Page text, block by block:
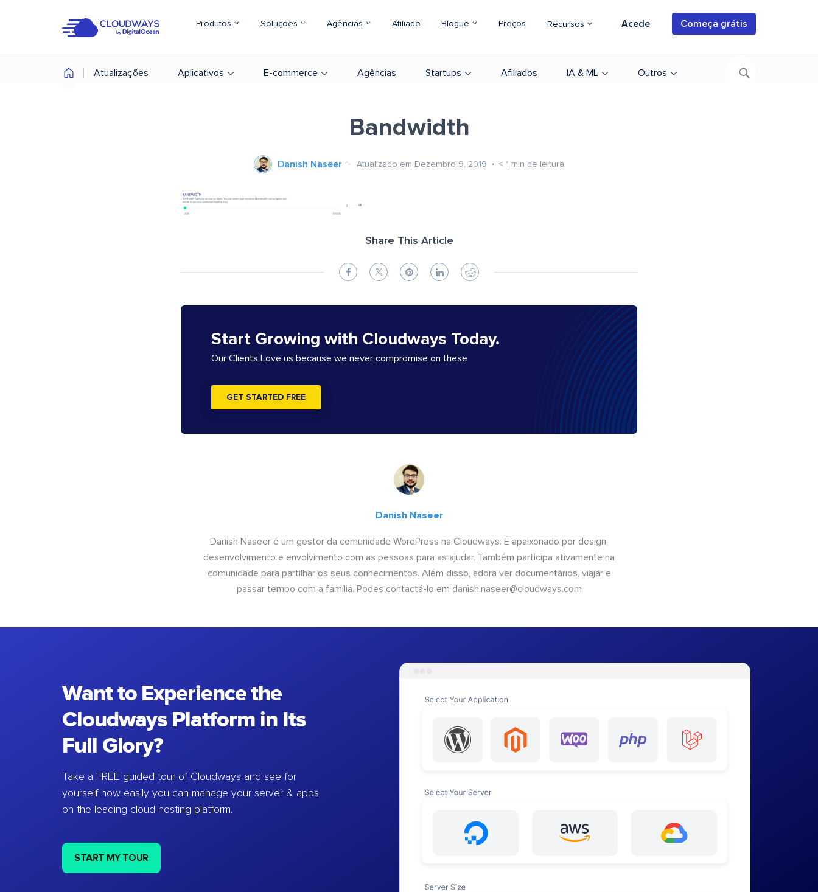
Produtos Soluções Agências Afiliado Blogue Preços Recursos Acede Começa grátis
Atualizações Aplicativos E-commerce Agências Startups Afiliados IA & ML Outros
Bandwidth
Danish Naseer Atualizado em Dezembro 9, 2019 < 1 min de leitura
Share This Article
Start Growing with Cloudways Today.
Our Clients Love us because we never compromise on these
GET STARTED FREE
Danish Naseer
Danish Naseer é um gestor da comunidade WordPress na Cloudways. É apaixonado por design,
desenvolvimento e envolvimento com as pessoas para as ajudar. Também participa ativamente na
comunidade para partilhar os seus conhecimentos. Além disso, adora ver documentários, viajar e
passar tempo com a família. Podes contactá-lo em danish.naseer@cloudways.com
Want to Experience the
Cloudways Platform in Its
Full Glory?
Take a FREE guided tour of Cloudways and see for
yourself how easily you can manage your server & apps
on the leading cloud-hosting platform.
START MY TOUR